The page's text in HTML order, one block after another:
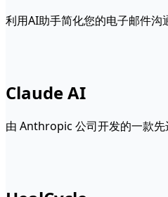
利用AI助手简化您的电子邮件沟
Claude AI
由 Anthropic 公司开发的一款